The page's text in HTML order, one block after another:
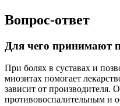
Вопрос-ответ
Для чего принимают
При болях в суставах и
миозитах помогает
зависит от производителя.
противовоспалительным и